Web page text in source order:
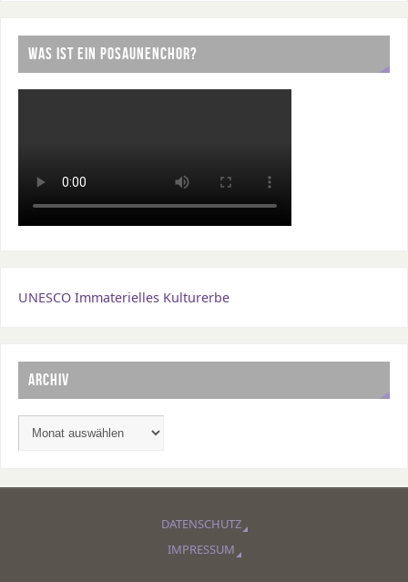
WAS IST EIN POSAUNENCHOR?
UNESCO Immaterielles Kulturerbe
ARCHIV
DATENSCHUTZ
IMPRESSUM